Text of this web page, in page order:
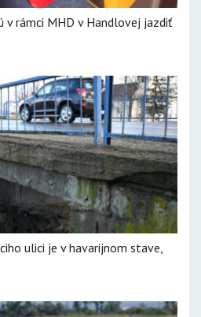
v rámci MHD v Handlovej jazdiť
ulici je v havarijnom stave,